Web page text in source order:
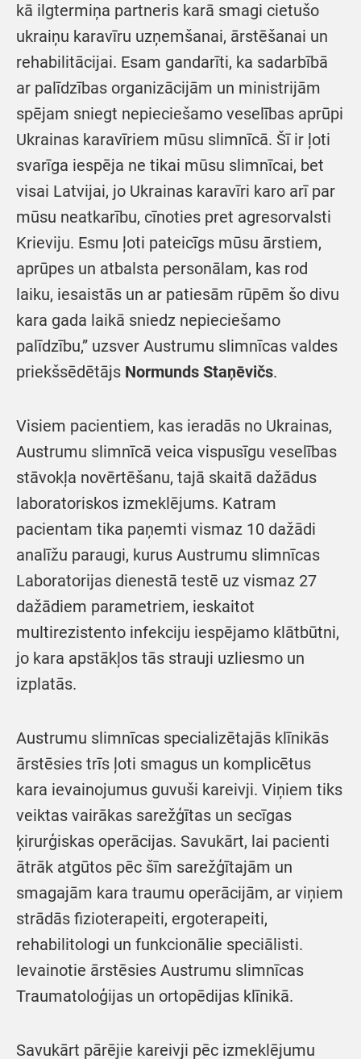
kā ilgtermiņa partneris karā smagi cietušo
ukraiņu karavīru uzņemšanai, ārstēšanai un
rehabilitācijai. Esam gandarīti, ka sadarbībā
ar palīdzības organizācijām un ministrijām
spējam sniegt nepieciešamo veselības aprūpi
Ukrainas karavīriem mūsu slimnīcā. Šī ir ļoti
svarīga iespēja ne tikai mūsu slimnīcai, bet
visai Latvijai, jo Ukrainas karavīri karo arī par
mūsu neatkarību, cīnoties pret agresorvalsti
Krieviju. Esmu ļoti pateicīgs mūsu ārstiem,
aprūpes un atbalsta personālam, kas rod
laiku, iesaistās un ar patiesām rūpēm šo divu
kara gada laikā sniedz nepieciešamo
palīdzību,” uzsver Austrumu slimnīcas valdes
priekšsēdētājs Normunds Staņēvičs.
Visiem pacientiem, kas ieradās no Ukrainas,
Austrumu slimnīcā veica vispusīgu veselības
stāvokļa novērtēšanu, tajā skaitā dažādus
laboratoriskos izmeklējums. Katram
pacientam tika paņemti vismaz 10 dažādi
analīžu paraugi, kurus Austrumu slimnīcas
Laboratorijas dienestā testē uz vismaz 27
dažādiem parametriem, ieskaitot
multirezistento infekciju iespējamo klātbūtni,
jo kara apstākļos tās strauji uzliesmo un
izplatās.
Austrumu slimnīcas specializētajās klīnikās
ārstēsies trīs ļoti smagus un komplicētus
kara ievainojumus guvuši kareivji. Viņiem tiks
veiktas vairākas sarežģītas un secīgas
ķirurģiskas operācijas. Savukārt, lai pacienti
ātrāk atgūtos pēc šīm sarežģītajām un
smagajām kara traumu operācijām, ar viņiem
strādās fizioterapeiti, ergoterapeiti,
rehabilitologi un funkcionālie speciālisti.
Ievainotie ārstēsies Austrumu slimnīcas
Traumatoloģijas un ortopēdijas klīnikā.
Savukārt pārējie kareivji pēc izmeklējumu